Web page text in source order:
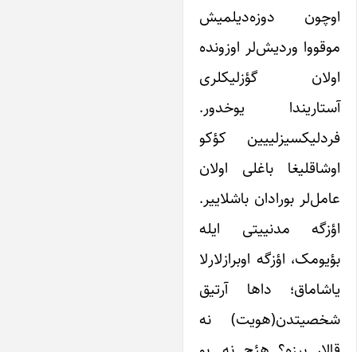
دوزه‌دیلمیش
وردیش‌لر اوزونده
گؤزلیکلری
یوخدور.
کؤکو
باغلی اولان
بورادان باشلاییر.
مدنییتی ایله
اؤزگه اوبرازلارلا
داها آرتیق
نه